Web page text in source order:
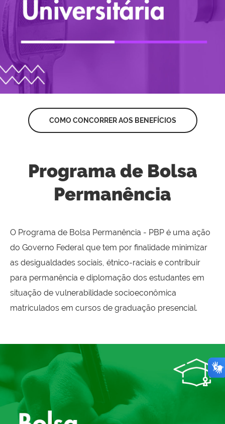
COMO CONCORRER AOS BENEFÍCIOS
Programa de Bolsa
Permanência
O Programa de Bolsa Permanência - PBP é uma ação
do Governo Federal que tem por finalidade minimizar
as desigualdades sociais, étnico-raciais e contribuir
para permanência e diplomação dos estudantes em
situação de vulnerabilidade socioeconômica
matriculados em cursos de graduação presencial.